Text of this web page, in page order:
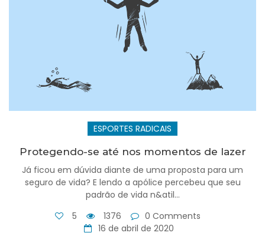
ESPORTES RADICAIS
Protegendo-se até nos momentos de lazer
Já ficou em dúvida diante de uma proposta para um
seguro de vida? E lendo a apólice percebeu que seu
padrão de vida n&atil...
5
1376
0 Comments
16 de abril de 2020